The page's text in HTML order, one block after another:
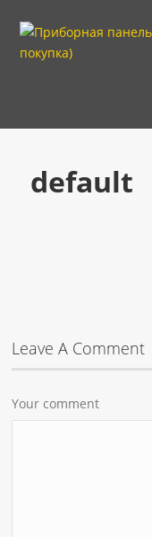
default
Leave A Comment
Your comment